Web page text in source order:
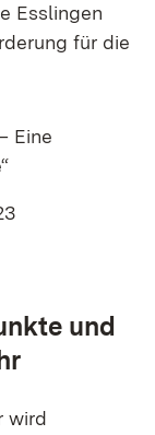
Esslingen
für die
Eine
und
wird